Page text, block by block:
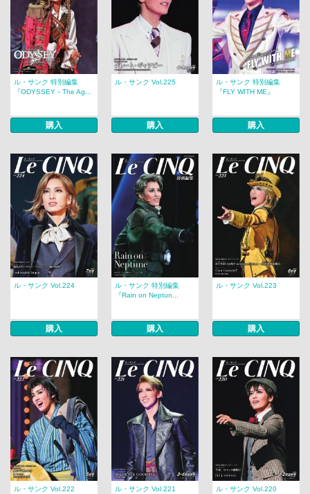
ル・サンク 特別編集
『ODYSSEY－The Ag...
購入
ル・サンク Vol.225
購入
ル・サンク 特別編集
『FLY WITH ME』
購入
ル・サンク Vol.224
購入
ル・サンク 特別編集
『Rain on Neptun...
購入
ル・サンク Vol.223
購入
ル・サンク Vol.222 ル・サンク Vol.221 ル・サンク Vol.220